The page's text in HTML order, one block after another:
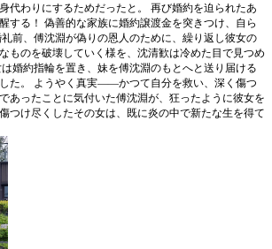
代わりにするためだったと。 再び婚約を迫られたあ
する！ 偽善的な家族に婚約譲渡金を突きつけ、自ら
前、傅沈淵が偽りの恩人のために、繰り返し彼女の
ものを破壊していく様を、沈清歓は冷めた目で見つめ
婚約指輪を置き、妹を傅沈淵のもとへと送り届ける
た。 ようやく真実――かつて自分を救い、深く傷つ
あったことに気付いた傅沈淵が、狂ったように彼女を
つけ尽くしたその女は、既に炎の中で新たな生を得て